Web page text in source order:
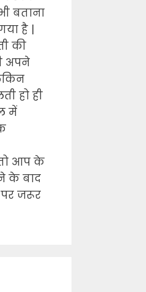
बताना
है |
की
अपने
हो ही
में
तो आप के
के बाद
जरूर